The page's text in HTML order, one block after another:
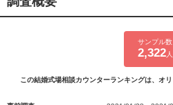
サンプル数
2,322人
この結婚式場相談カウンターランキングは、オ